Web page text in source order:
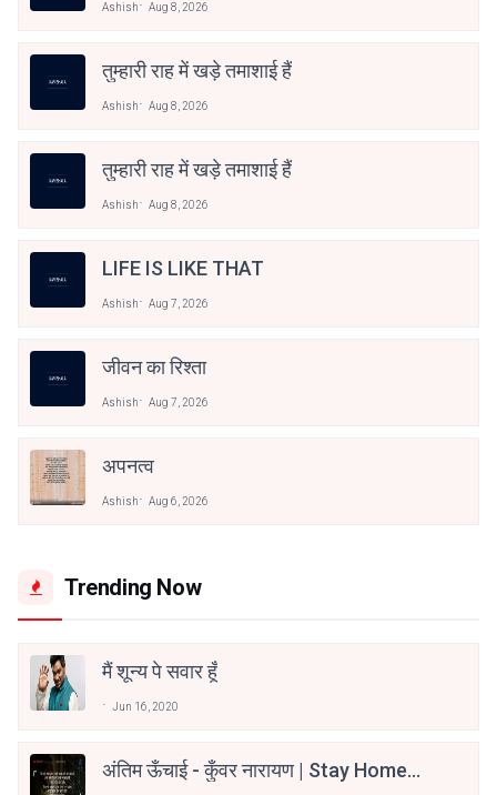
Ashish Aug 8, 2026
तुम्हारी राह में खड़े तमाशाई हैं
Ashish Aug 8, 2026
तुम्हारी राह में खड़े तमाशाई हैं
Ashish Aug 8, 2026
LIFE IS LIKE THAT
Ashish Aug 7, 2026
जीवन का रिश्ता
Ashish Aug 7, 2026
अपनत्व
Ashish Aug 6, 2026
Trending Now
मैं शून्य पे सवार हूँ
Jun 16, 2020
अंतिम ऊँचाई - कुँवर नारायण | Stay Home